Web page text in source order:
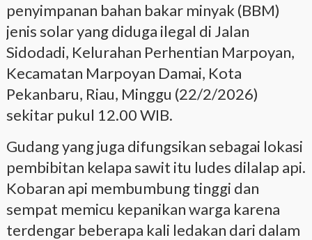
penyimpanan bahan bakar minyak (BBM)
jenis solar yang diduga ilegal di Jalan
Sidodadi, Kelurahan Perhentian Marpoyan,
Kecamatan Marpoyan Damai, Kota
Pekanbaru, Riau, Minggu (22/2/2026)
sekitar pukul 12.00 WIB.
Gudang yang juga difungsikan sebagai lokasi
pembibitan kelapa sawit itu ludes dilalap api.
Kobaran api membumbung tinggi dan
sempat memicu kepanikan warga karena
terdengar beberapa kali ledakan dari dalam